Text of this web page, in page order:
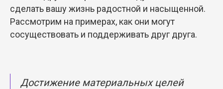
сделать вашу жизнь радостной и насыщенной.
Рассмотрим на примерах, как они могут
сосуществовать и поддерживать друг друга.
Достижение материальных целей